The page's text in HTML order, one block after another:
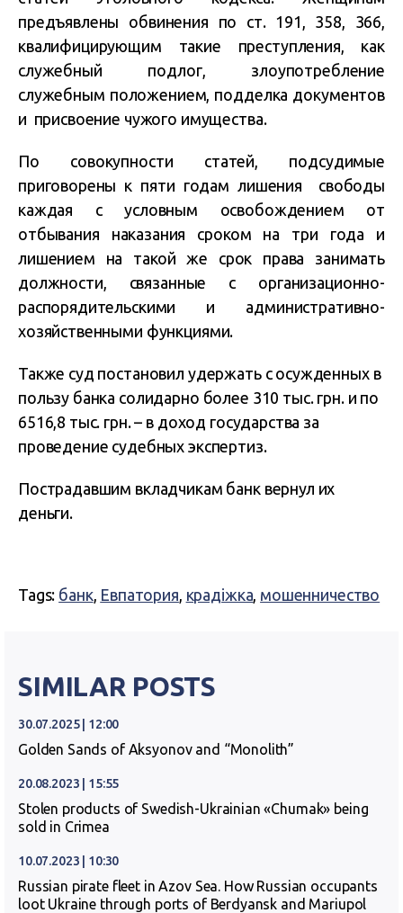
предъявлены обвинения по ст. 191, 358, 366,
квалифицирующим такие преступления, как
служебный подлог, злоупотребление
служебным положением, подделка документов
и присвоение чужого имущества.
По совокупности статей, подсудимые
приговорены к пяти годам лишения свободы
каждая с условным освобождением от
отбывания наказания сроком на три года и
лишением на такой же срок права занимать
должности, связанные с организационно-
распорядительскими и административно-
хозяйственными функциями.
Также суд постановил удержать с осужденных в
пользу банка солидарно более 310 тыс. грн. и по
6516,8 тыс. грн. – в доход государства за
проведение судебных экспертиз.
Пострадавшим вкладчикам банк вернул их
деньги.
Tags: банк, Евпатория, крадіжка, мошенничество
SIMILAR POSTS
30.07.2025 | 12:00
Golden Sands of Aksyonov and “Monolith”
20.08.2023 | 15:55
Stolen products of Swedish-Ukrainian «Chumak» being
sold in Crimea
10.07.2023 | 10:30
Russian pirate fleet in Azov Sea. How Russian occupants
loot Ukraine through ports of Berdyansk and Mariupol